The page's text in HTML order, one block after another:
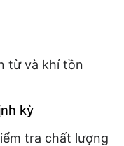
từ và khí tồn
kỳ
tra chất lượng